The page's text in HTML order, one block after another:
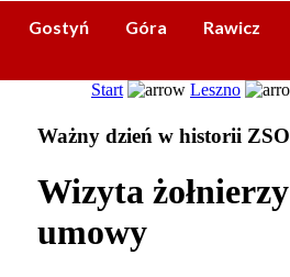
Gostyń Góra Rawicz
Start Leszno
Ważny dzień w historii ZSO
Wizyta
umowy